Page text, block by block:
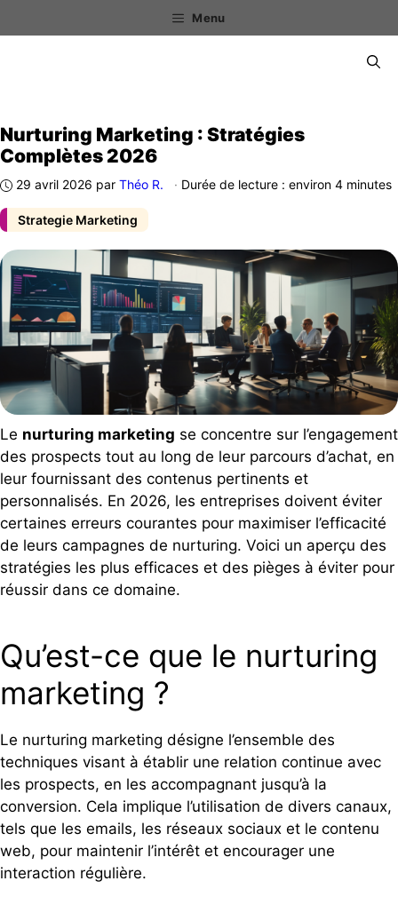
au
Menu
Strategie Marketing
Nurturing Marketing : Stratégies
Complètes 2026
29 avril 2026 par Théo R. · Durée de lecture : environ 4 minutes
Le nurturing marketing se concentre sur l’engagement
des prospects tout au long de leur parcours d’achat, en
leur fournissant des contenus pertinents et
personnalisés. En 2026, les entreprises doivent éviter
certaines erreurs courantes pour maximiser l’efficacité
de leurs campagnes de nurturing. Voici un aperçu des
stratégies les plus efficaces et des pièges à éviter pour
réussir dans ce domaine.
Qu’est-ce que le nurturing
marketing ?
Le nurturing marketing désigne l’ensemble des
techniques visant à établir une relation continue avec
les prospects, en les accompagnant jusqu’à la
conversion. Cela implique l’utilisation de divers canaux,
tels que les emails, les réseaux sociaux et le contenu
web, pour maintenir l’intérêt et encourager une
interaction régulière.